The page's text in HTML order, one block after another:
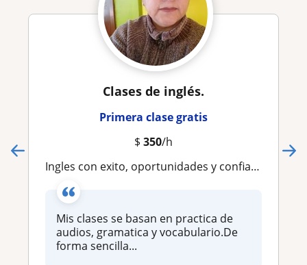
Clases de inglés.
Primera clase gratis
$ 350/h
Ingles con exito, oportunidades y confianza
Mis clases se basan en practica de
audios, gramatica y vocabulario.De
forma sencilla...